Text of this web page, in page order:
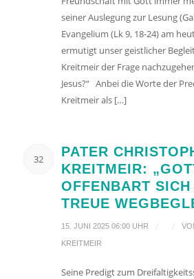
seiner Auslegung zur Lesung
Evangelium (Lk 9, 18-24) am
ermutigt unser geistlicher
Kreitmeir der Frage
Jesus?“ Anbei die Worte der
Kreitmeir als […]
32
PATER
KREITMEIR:
OFFENBART
TREUE
15. JUNI 2025 06:00 UHR / /
KREITMEIR
Seine Predigt zum